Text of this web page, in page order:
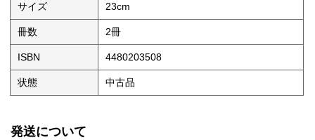
サイズ 23cm
冊数 2冊
ISBN 4480203508
状態 中古品
発送について